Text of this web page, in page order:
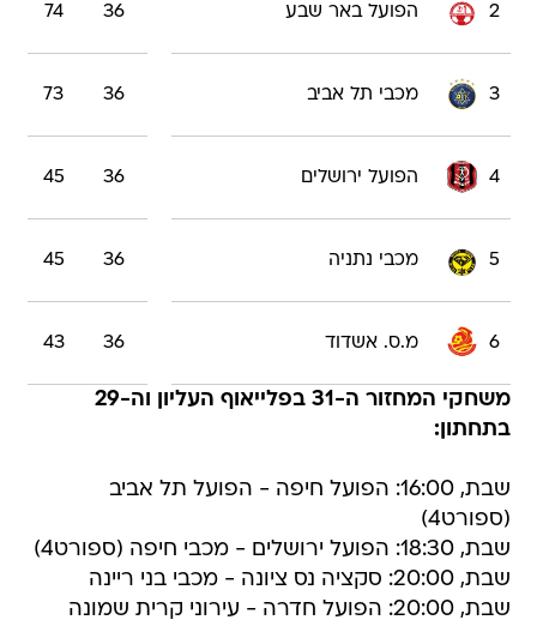
2 הפועל באר שבע 36
74
3 מכבי תל אביב 36
73
4 הפועל ירושלים 36
45
5 מכבי נתניה 36
45
6 מ.ס. אשדוד 36
43
משחקי המחזור ה-31 בפלייאוף העליון וה-29
בתחתון:
שבת, 16:00: הפועל חיפה - הפועל תל אביב
(ספורט4)
שבת, 18:30: הפועל ירושלים - מכבי חיפה (ספורט4)
שבת, 20:00: סקציה נס ציונה - מכבי בני ריינה
שבת, 20:00: הפועל חדרה - עירוני קרית שמונה